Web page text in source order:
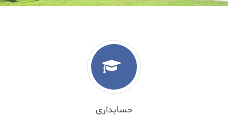
حسابداری